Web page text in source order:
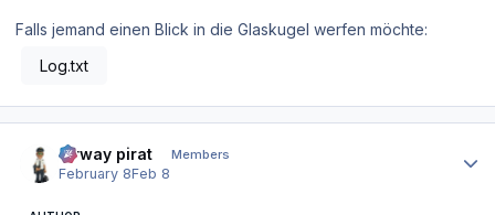
Falls jemand einen Blick in die Glaskugel werfen möchte:
Log.txt
airway pirat Members
February 8Feb 8